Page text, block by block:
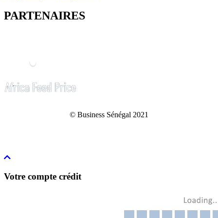
PARTENAIRES
© Business Sénégal 2021
Votre compte crédit